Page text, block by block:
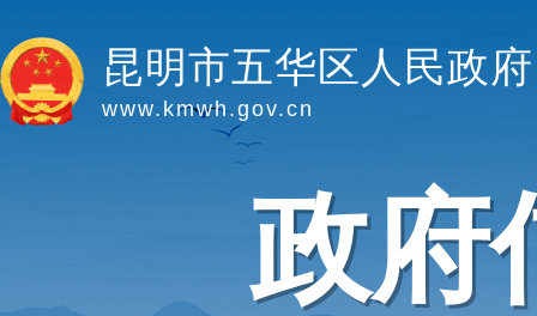
昆明市五华区人民政府
www.kmwh.gov.cn
政府